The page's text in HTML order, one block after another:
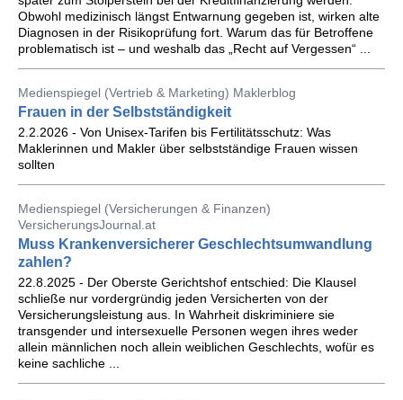
Obwohl medizinisch längst Entwarnung gegeben ist, wirken alte
Diagnosen in der Risikoprüfung fort. Warum das für Betroffene
problematisch ist – und weshalb das „Recht auf Vergessen“ ...
Medienspiegel (Vertrieb & Marketing) Maklerblog
Frauen in der Selbstständigkeit
2.2.2026 - Von Unisex-Tarifen bis Fertilitätsschutz: Was
Maklerinnen und Makler über selbstständige Frauen wissen
sollten
Medienspiegel (Versicherungen & Finanzen)
VersicherungsJournal.at
Muss Krankenversicherer Geschlechtsumwandlung
zahlen?
22.8.2025 - Der Oberste Gerichtshof entschied: Die Klausel
schließe nur vordergründig jeden Versicherten von der
Versicherungsleistung aus. In Wahrheit diskriminiere sie
transgender und intersexuelle Personen wegen ihres weder
allein männlichen noch allein weiblichen Geschlechts, wofür es
keine sachliche ...